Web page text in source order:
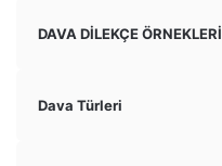
DAVA DİLEKÇE ÖRNEKLERİ
Dava Türleri